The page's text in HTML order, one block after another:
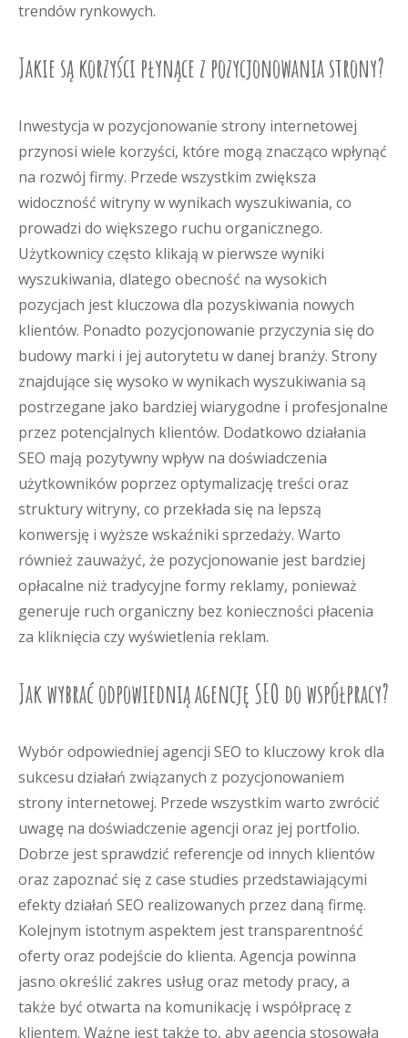
trendów rynkowych.
Jakie są korzyści płynące z pozycjonowania strony?
Inwestycja w pozycjonowanie strony internetowej
przynosi wiele korzyści, które mogą znacząco wpłynąć
na rozwój firmy. Przede wszystkim zwiększa
widoczność witryny w wynikach wyszukiwania, co
prowadzi do większego ruchu organicznego.
Użytkownicy często klikają w pierwsze wyniki
wyszukiwania, dlatego obecność na wysokich
pozycjach jest kluczowa dla pozyskiwania nowych
klientów. Ponadto pozycjonowanie przyczynia się do
budowy marki i jej autorytetu w danej branży. Strony
znajdujące się wysoko w wynikach wyszukiwania są
postrzegane jako bardziej wiarygodne i profesjonalne
przez potencjalnych klientów. Dodatkowo działania
SEO mają pozytywny wpływ na doświadczenia
użytkowników poprzez optymalizację treści oraz
struktury witryny, co przekłada się na lepszą
konwersję i wyższe wskaźniki sprzedaży. Warto
również zauważyć, że pozycjonowanie jest bardziej
opłacalne niż tradycyjne formy reklamy, ponieważ
generuje ruch organiczny bez konieczności płacenia
za kliknięcia czy wyświetlenia reklam.
Jak wybrać odpowiednią agencję SEO do współpracy?
Wybór odpowiedniej agencji SEO to kluczowy krok dla
sukcesu działań związanych z pozycjonowaniem
strony internetowej. Przede wszystkim warto zwrócić
uwagę na doświadczenie agencji oraz jej portfolio.
Dobrze jest sprawdzić referencje od innych klientów
oraz zapoznać się z case studies przedstawiającymi
efekty działań SEO realizowanych przez daną firmę.
Kolejnym istotnym aspektem jest transparentność
oferty oraz podejście do klienta. Agencja powinna
jasno określić zakres usług oraz metody pracy, a
także być otwarta na komunikację i współpracę z
klientem. Ważne jest także to, aby agencja stosowała